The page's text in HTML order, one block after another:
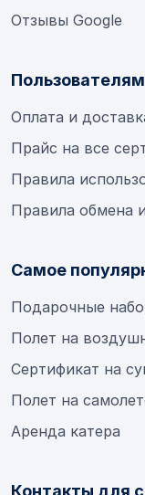
Отзывы Google
Пользователям
Оплата и
Прайс на все
Правила
Правила обмена
Самое
Подарочные
Полет на
Сертификат на
Полет на
Аренда катера